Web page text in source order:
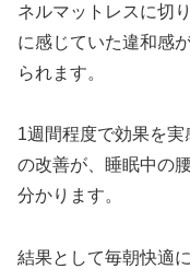
ネルマットレスに切
に感じていた違和感
られます。
1週間程度で効果を
の改善が、睡眠中の
分かります。
結果として毎朝快適